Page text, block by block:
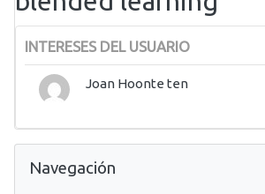
INTERESES DEL USUARIO
Joan Hoonte ten
Navegación